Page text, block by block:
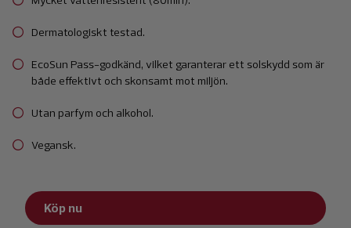
Dermatologiskt testad.
EcoSun Pass-godkänd, vilket garanterar ett solskydd som är
både effektivt och skonsamt mot miljön.
Utan parfym och alkohol.
Vegansk.
Köp nu